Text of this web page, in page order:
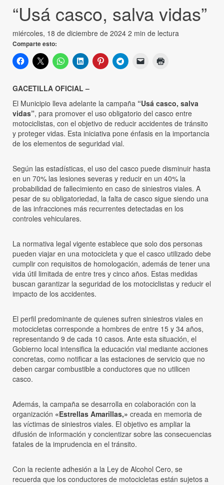
“Usá casco, salva vidas”
miércoles, 18 de diciembre de 2024 2 min de lectura
Comparte esto:
GACETILLA OFICIAL –
El Municipio lleva adelante la campaña “Usá casco, salva
vidas”, para promover el uso obligatorio del casco entre
motociclistas, con el objetivo de reducir accidentes de tránsito
y proteger vidas. Esta iniciativa pone énfasis en la importancia
de los elementos de seguridad vial.
Según las estadísticas, el uso del casco puede disminuir hasta
en un 70% las lesiones severas y reducir en un 40% la
probabilidad de fallecimiento en caso de siniestros viales. A
pesar de su obligatoriedad, la falta de casco sigue siendo una
de las infracciones más recurrentes detectadas en los
controles vehiculares.
La normativa legal vigente establece que solo dos personas
pueden viajar en una motocicleta y que el casco utilizado debe
cumplir con requisitos de homologación, además de tener una
vida útil limitada de entre tres y cinco años. Estas medidas
buscan garantizar la seguridad de los motociclistas y reducir el
impacto de los accidentes.
El perfil predominante de quienes sufren siniestros viales en
motocicletas corresponde a hombres de entre 15 y 34 años,
representando 9 de cada 10 casos. Ante esta situación, el
Gobierno local intensifica la educación vial mediante acciones
concretas, como notificar a las estaciones de servicio que no
deben cargar combustible a conductores que no utilicen
casco.
Además, la campaña se desarrolla en colaboración con la
organización «Estrellas Amarillas,» creada en memoria de
las víctimas de siniestros viales. El objetivo es ampliar la
difusión de información y concientizar sobre las consecuencias
fatales de la imprudencia en el tránsito.
Con la reciente adhesión a la Ley de Alcohol Cero, se
recuerda que los conductores de motocicletas están sujetos a